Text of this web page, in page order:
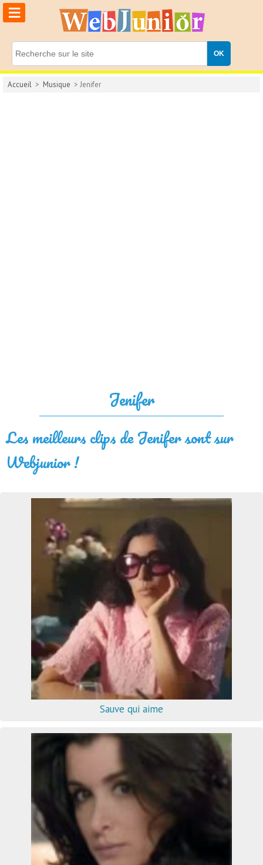
≡
Accueil > Musique > Jenifer
Jenifer
Les meilleurs clips de Jenifer sont sur
Webjunior !
Sauve qui aime